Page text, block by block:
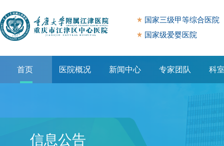
国家三级甲等综合医院
国家级爱婴医院
首页 医院概况 新闻中心 专家团队 科
信息公告